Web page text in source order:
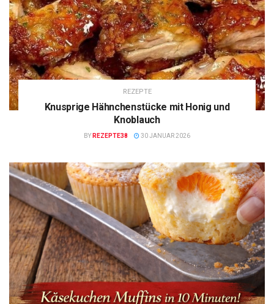
REZEPTE
Knusprige Hähnchenstücke mit Honig und
Knoblauch
BY REZEPTE38 30 JANUAR 2026